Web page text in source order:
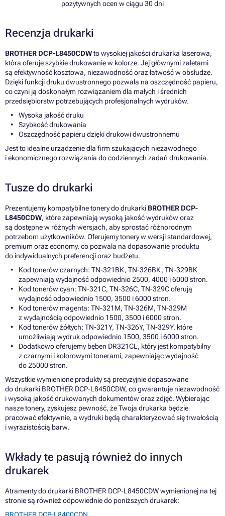
pozytywnych ocen w ciągu 30 dni
Recenzja drukarki
BROTHER DCP-L8450CDWto wysokiej jakości drukarka laserowa,
która oferuje szybkie drukowanie w kolorze. Jej głównymi zaletami
są efektywność kosztowa, niezawodność oraz łatwość w obsłudze.
Dzięki funkcji druku dwustronnego pozwala na oszczędność papieru,
co czyni ją doskonałym rozwiązaniem dla małych i średnich
przedsiębiorstw potrzebujących profesjonalnych wydruków.
Wysoka jakość druku
Szybkość drukowania
Oszczędność papieru dzięki drukowi dwustronnemu
Jest to idealne urządzenie dla firm szukających niezawodnego
i ekonomicznego rozwiązania do codziennych zadań drukowania.
Tusze do drukarki
Prezentujemy kompatybilne tonery do drukarki BROTHER DCP-
L8450CDW, które zapewniają wysoką jakość wydruków oraz
są dostępne w różnych wersjach, aby sprostać różnorodnym
potrzebom użytkowników. Oferujemy tonery w wersji standardowej,
premium oraz economy, co pozwala na dopasowanie produktu
do indywidualnych preferencji oraz budżetu.
Kod tonerów czarnych: TN-321BK, TN-326BK, TN-329BK
zapewniają wydajność odpowiednio 2500, 4000 i 6000 stron.
Kod tonerów cyan: TN-321C, TN-326C, TN-329C oferują
wydajność odpowiednio 1500, 3500 i 6000 stron.
Kod tonerów magenta: TN-321M, TN-326M, TN-329M
z wydajnością odpowiednio 1500, 3500 i 6000 stron.
Kod tonerów żółtych: TN-321Y, TN-326Y, TN-329Y, które
umożliwiają wydruk odpowiednio 1500, 3500 i 6000 stron.
Dodatkowo oferujemy bęben DR321CL, który jest kompatybilny
z czarnymi i kolorowymi tonerami, zapewniając wydajność
do 25000 stron.
Wszystkie wymienione produkty są precyzyjnie dopasowane
do drukarki BROTHER DCP-L8450CDW, co gwarantuje niezawodność
i wysoką jakość drukowanych dokumentów oraz zdjęć. Wybierając
nasze tonery, zyskujesz pewność, że Twoja drukarka będzie
pracować efektywnie, a wydruki będą charakteryzować się trwałością
i wyrazistością barw.
Wkłady te pasują również do innych
drukarek
Atramenty do drukarki BROTHER DCP-L8450CDW wymienionej na tej
stronie są również odpowiednie do poniższych drukarek: